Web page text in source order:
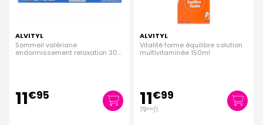
ALVITYL
Sommeil valériane
endormissement relaxation 30
11€95
ALVITYL
Vitalité forme équilibre solution
multivitaminée 150ml
11€99
79€93/l.